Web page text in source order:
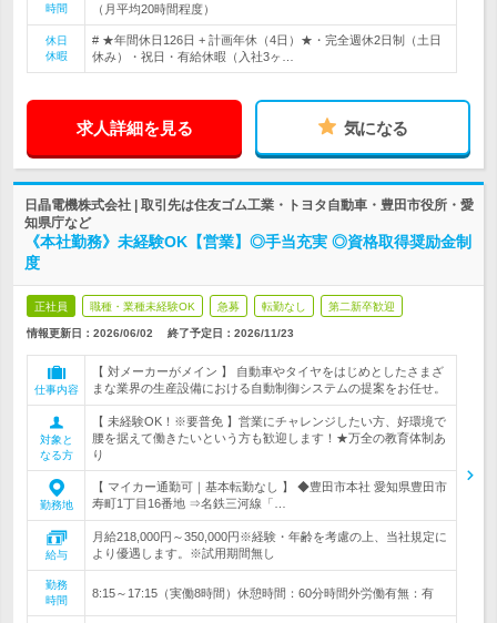
時間
（月平均20時間程度）
休日
休暇
# ★年間休日126日 + 計画年休（4日）★・完全週休2日制（土日
休み）・祝日・有給休暇（入社3ヶ…
求人詳細を見る 気になる
日晶電機株式会社 | 取引先は住友ゴム工業・トヨタ自動車・豊田市役所・愛
知県庁など
《本社勤務》未経験OK【営業】◎手当充実 ◎資格取得奨励金制
度
正社員 職種・業種未経験OK 急募 転勤なし 第二新卒歓迎
情報更新日：2026/06/02 終了予定日： 2026/11/23
仕事内容
【 対メーカーがメイン 】 自動車やタイヤをはじめとしたさまざ
まな業界の生産設備における自動制御システムの提案をお任せ。
対象と
なる方
【 未経験OK！※要普免 】営業にチャレンジしたい方、好環境で
腰を据えて働きたいという方も歓迎します！★万全の教育体制あ
り
勤務地
【 マイカー通勤可｜基本転勤なし 】 ◆豊田市本社 愛知県豊田市
寿町1丁目16番地 ⇒名鉄三河線「…
給与
月給218,000円～350,000円※経験・年齢を考慮の上、当社規定に
より優遇します。※試用期間無し
勤務
時間
8:15～17:15（実働8時間）休憩時間：60分時間外労働有無：有